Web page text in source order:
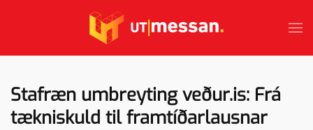
Skip to main content
Stafræn umbreyting veður.is: Frá
tækniskuld til framtíðarlausnar